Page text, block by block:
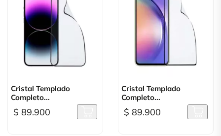
Cristal Templado
Completo...
$ 89.900
Cristal Templado
Completo...
$ 89.900